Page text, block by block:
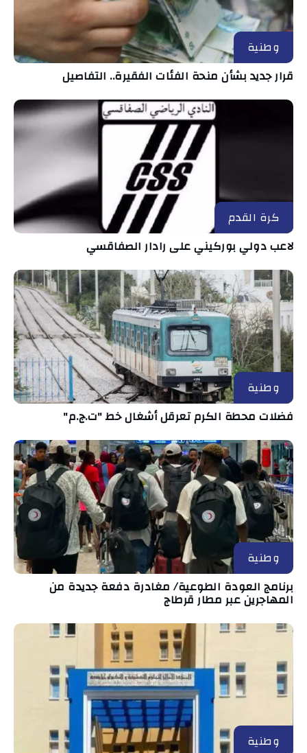
وطنية
قرار جديد بشأن منحة الفئات الفقيرة.. التفاصيل
كرة القدم
لاعب دولي بوركيني على رادار الصفاقسي
وطنية
فضلات محطة الكرم تعرقل أشغال خط "ت.ج.م"
وطنية
برنامج العودة الطوعية/ مغادرة دفعة جديدة من
المهاجرين عبر مطار قرطاج
وطنية